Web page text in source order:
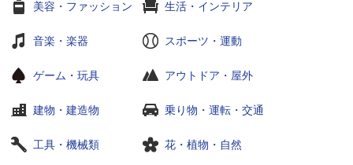
美容・ファッション 生活・インテリア
音楽・楽器 スポーツ・運動
ゲーム・玩具 アウトドア・屋外
建物・建造物 乗り物・運転・交通
工具・機械類 花・植物・自然